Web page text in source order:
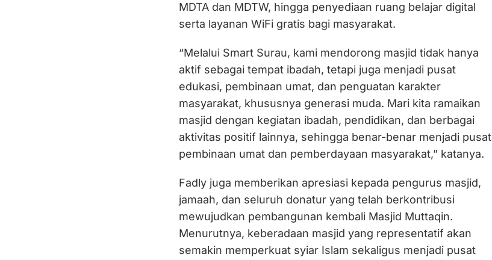
MDTA dan MDTW, hingga penyediaan ruang belajar digital
serta layanan WiFi gratis bagi masyarakat.
“Melalui Smart Surau, kami mendorong masjid tidak hanya
aktif sebagai tempat ibadah, tetapi juga menjadi pusat
edukasi, pembinaan umat, dan penguatan karakter
masyarakat, khususnya generasi muda. Mari kita ramaikan
masjid dengan kegiatan ibadah, pendidikan, dan berbagai
aktivitas positif lainnya, sehingga benar-benar menjadi pusat
pembinaan umat dan pemberdayaan masyarakat,” katanya.
Fadly juga memberikan apresiasi kepada pengurus masjid,
jamaah, dan seluruh donatur yang telah berkontribusi
mewujudkan pembangunan kembali Masjid Muttaqin.
Menurutnya, keberadaan masjid yang representatif akan
semakin memperkuat syiar Islam sekaligus menjadi pusat